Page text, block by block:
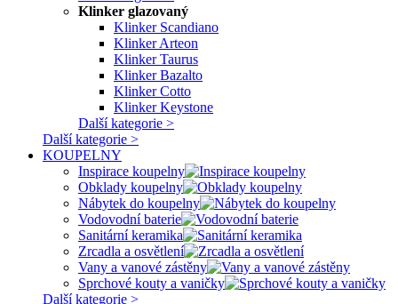
Klinker glazovaný
Klinker Scandiano
Klinker Arteon
Klinker Taurus
Klinker Bazalto
Klinker Cotto
Klinker Keystone
Další kategorie >
Další kategorie >
KOUPELNY
Inspirace koupelny
Obklady koupelny
Nábytek do koupelny
Vodovodní baterie
Sanitární keramika
Zrcadla a osvětlení
Vany a vanové zástěny
Sprchové kouty a vaničky
Další kategorie >